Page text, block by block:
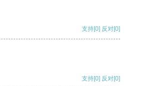
支持[0] 反对[0]
支持[0] 反对[0]